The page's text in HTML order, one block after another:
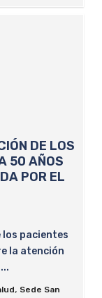
DE LOS
50 AÑOS
POR EL
pacientes
la atención
, Sede San